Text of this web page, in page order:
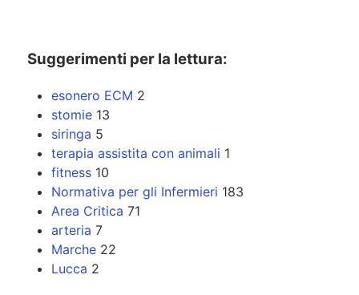
Suggerimenti per la lettura:
esonero ECM 2
stomie 13
siringa 5
terapia assistita con animali 1
fitness 10
Normativa per gli Infermieri 183
Area Critica 71
arteria 7
Marche 22
Lucca 2